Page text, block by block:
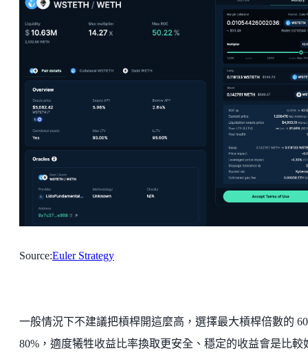
Source:Euler Strategy
一般情況下不建議把槓桿開這麼高，選擇最大槓桿倍數的
80%，適度犧牲收益比率換取更安全、穩定的收益會是比較